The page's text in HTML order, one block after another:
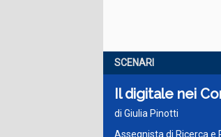
SCENARI
Il digitale nei
di Giulia Pinotti
Assegnista di Ricerca e